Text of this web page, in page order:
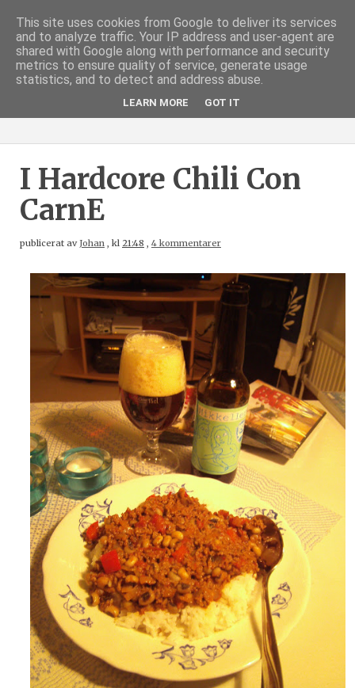
I Hardcore Chili Con
CarnE
publicerat avJohan , kl 21:48 , 4 kommentarer
This site uses cookies from Google to deliver its services
and to analyze traffic. Your IP address and user-agent are
shared with Google along with performance and security
metrics to ensure quality of service, generate usage
statistics, and to detect and address abuse.
LEARN MORE GOT IT